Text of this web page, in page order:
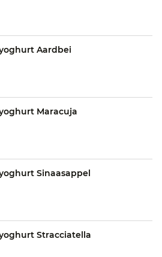
Aardbei
Maracuja
Sinaasappel
Stracciatella